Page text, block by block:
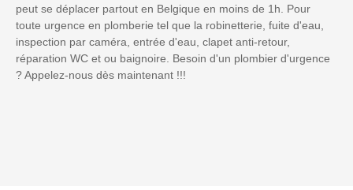
peut se déplacer partout en Belgique en moins de 1h. Pour
toute urgence en plomberie tel que la robinetterie, fuite d'eau,
inspection par caméra, entrée d'eau, clapet anti-retour,
réparation WC et ou baignoire. Besoin d'un plombier d'urgence
? Appelez-nous dès maintenant !!!